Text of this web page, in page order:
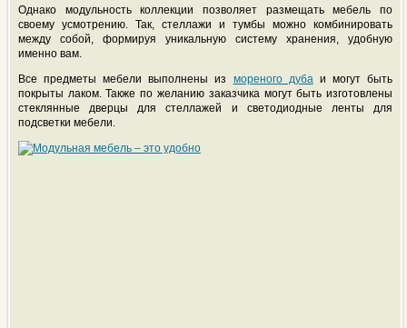
Однако модульность коллекции позволяет размещать мебель по
своему усмотрению. Так, стеллажи и тумбы можно комбинировать
между собой, формируя уникальную систему хранения, удобную
именно вам.
Все предметы мебели выполнены из мореного дубаи могут быть
покрыты лаком. Также по желанию заказчика могут быть изготовлены
стеклянные дверцы для стеллажей и светодиодные ленты для
подсветки мебели.